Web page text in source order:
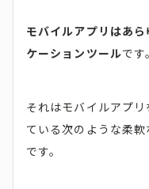
モバイルアプリはあ
ケーションツールです。
それはモバイルアプ
ている次のような柔
です。